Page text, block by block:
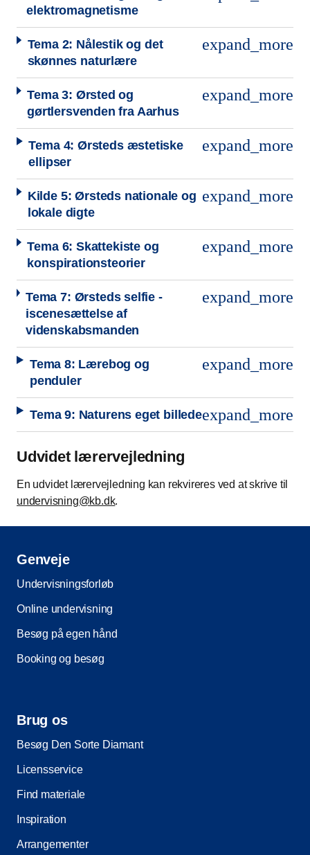
elektromagnetisme
Tema 2: Nålestik og det
skønnes naturlære
expand_more
Tema 3: Ørsted og
gørtlersvenden fra Aarhus
expand_more
Tema 4: Ørsteds æstetiske
ellipser
expand_more
Kilde 5: Ørsteds nationale og
lokale digte
expand_more
Tema 6: Skattekiste og
konspirationsteorier
expand_more
Tema 7: Ørsteds selfie -
iscenesættelse af
videnskabsmanden
expand_more
Tema 8: Lærebog og
penduler
expand_more
Tema 9: Naturens eget billedeexpand_more
Udvidet lærervejledning
En udvidet lærervejledning kan rekvireres ved at skrive til
undervisning@kb.dk.
Genveje
Undervisningsforløb
Online undervisning
Besøg på egen hånd
Booking og besøg
Brug os
Besøg Den Sorte Diamant
Licensservice
Find materiale
Inspiration
Arrangementer